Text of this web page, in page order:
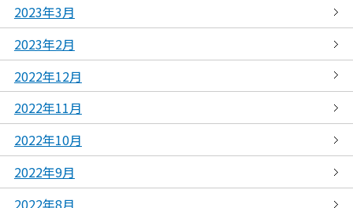
2023年3月
2023年2月
2022年12月
2022年11月
2022年10月
2022年9月
2022年8月